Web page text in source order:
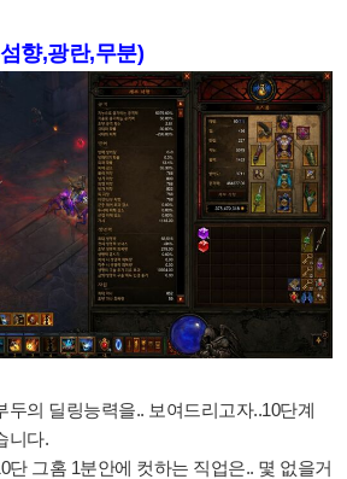
향,광란,무분)
두의 딜링능력을.. 보여드리고자..10단계
니다.
단 그홈 1분안에 컷하는 직업은.. 몇 없을거